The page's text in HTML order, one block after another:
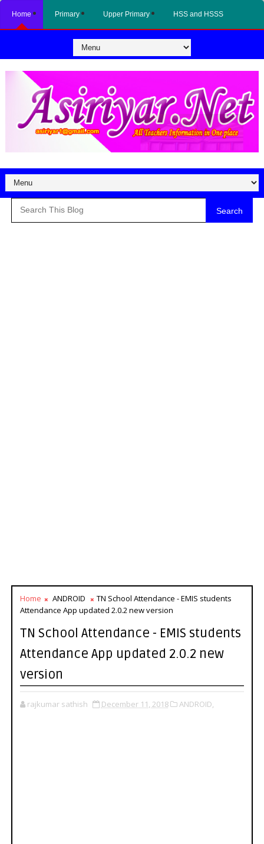
Home Primary Upper Primary HSS and HSSS
Search
Home ANDROID
TN School Attendance - EMIS students
Attendance App updated 2.0.2 new version
TN School Attendance - EMIS students
Attendance App updated 2.0.2 new
version
rajkumar sathish December 11, 2018 ANDROID,